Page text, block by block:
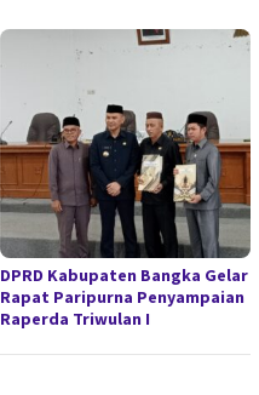
DPRD Kabupaten Bangka Gelar
Rapat Paripurna Penyampaian
Raperda Triwulan I